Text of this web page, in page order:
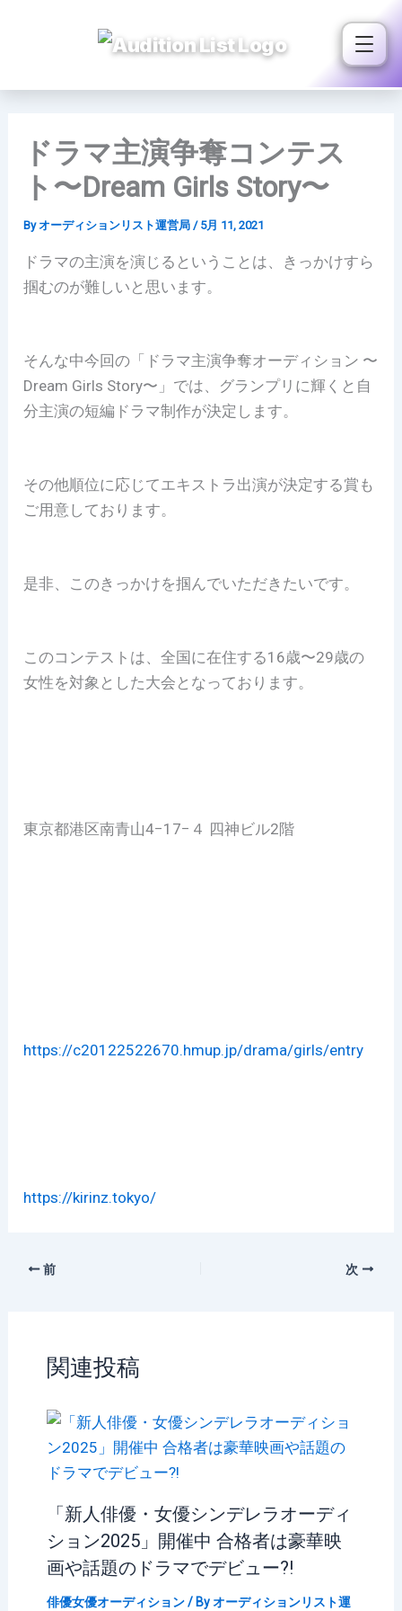
ス
ドラマ主演争奪コンテス
ト〜Dream Girls Story〜
Byオーディションリスト運営局/ 5月 11, 2021
ドラマの主演を演じるということは、きっかけすら
掴むのが難しいと思います。
そんな中今回の「ドラマ主演争奪オーディション 〜
Dream Girls Story〜」では、グランプリに輝くと自
分主演の短編ドラマ制作が決定します。
その他順位に応じてエキストラ出演が決定する賞も
ご用意しております。
是非、このきっかけを掴んでいただきたいです。
このコンテストは、全国に在住する16歳〜29歳の
女性を対象とした大会となっております。
東京都港区南青山4−17−４ 四神ビル2階
https://c20122522670.hmup.jp/drama/girls/entry
https://kirinz.tokyo/
前 次
関連投稿
「新人俳優・女優シンデレラオーディ
ション2025」開催中 合格者は豪華映
画や話題のドラマでデビュー?!
俳優女優オーディション/ Byオーディションリスト運